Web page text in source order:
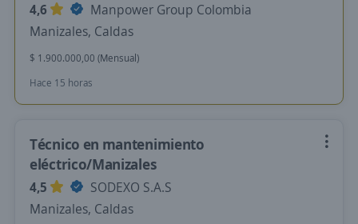
4,6
Manpower Group Colombia
Manizales, Caldas
$ 1.900.000,00 (Mensual)
Hace 15 horas
Técnico en mantenimiento
eléctrico/Manizales
4,5
SODEXO S.A.S
Manizales, Caldas